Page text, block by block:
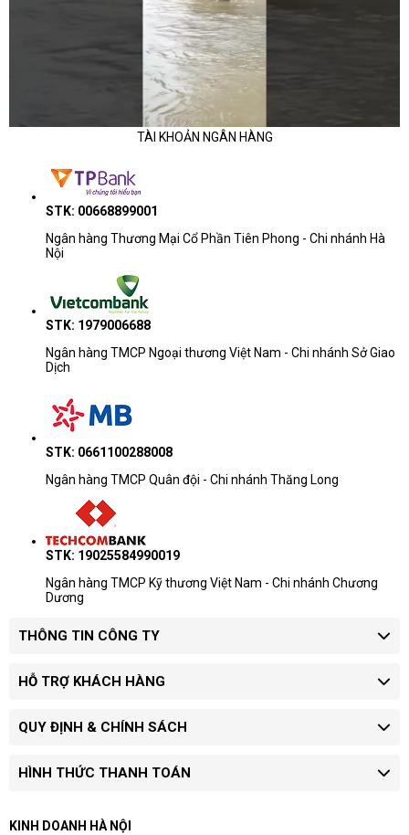
TÀI KHOẢN NGÂN HÀNG
STK: 00668899001
Ngân hàng Thương Mại Cổ Phần Tiên Phong - Chi nhánh Hà
Nội
STK: 1979006688
Ngân hàng TMCP Ngoại thương Việt Nam - Chi nhánh Sở Giao
Dịch
STK: 0661100288008
Ngân hàng TMCP Quân đội - Chi nhánh Thăng Long
STK: 19025584990019
Ngân hàng TMCP Kỹ thương Việt Nam - Chi nhánh Chương
Dương
THÔNG TIN CÔNG TY
HỖ TRỢ KHÁCH HÀNG
QUY ĐỊNH & CHÍNH SÁCH
HÌNH THỨC THANH TOÁN
KINH DOANH HÀ NỘI